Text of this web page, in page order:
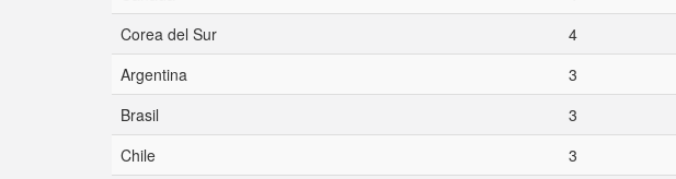
Corea del Sur
4
Argentina
3
Brasil
3
Chile
3